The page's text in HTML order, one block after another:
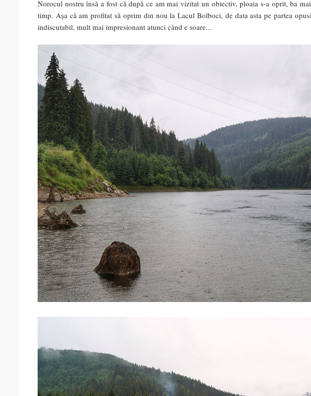
Norocul nostru însă a fost că după ce am mai vizitat un obiectiv, ploaia s-a oprit, ba
timp. Așa că am profitat să oprim din nou la Lacul Bolboci, de data asta pe partea
indiscutabil, mult mai impresionant atunci când e soare...